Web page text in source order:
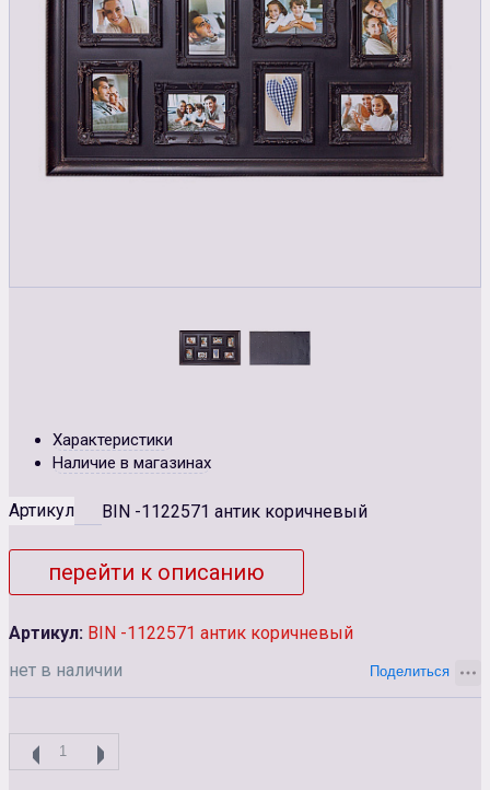
Характеристики
Наличие в магазинах
Артикул BIN -1122571 антик коричневый
перейти к описанию
Артикул: BIN -1122571 антик коричневый
нет в наличии